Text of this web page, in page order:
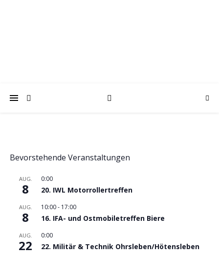
Bevorstehende Veranstaltungen
AUG.
8
0:00
20. IWL Motorrollertreffen
AUG.
8
10:00- 17:00
16. IFA- und Ostmobiletreffen Biere
AUG.
22
0:00
22. Militär & Technik Ohrsleben/Hötensleben